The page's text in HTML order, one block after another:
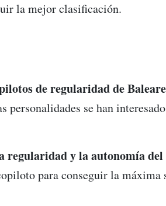
la mejor clasificación.
de regularidad de
se han
regularidad y la autonomía del
para conseguir la